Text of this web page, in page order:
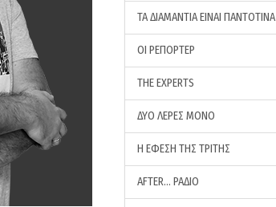
ΤΑ ΔΙΑΜΑΝΤΙΑ ΕΙΝΑΙ ΠΑΝΤΟΤΙΝΑ
ΟΙ ΡΕΠΟΡΤΕΡ
THE EXPERTS
ΔΥΟ ΛΕΡΕΣ ΜΟΝΟ
Η ΕΦΕΣΗ ΤΗΣ ΤΡΙΤΗΣ
AFTER… ΡΑΔΙΟ